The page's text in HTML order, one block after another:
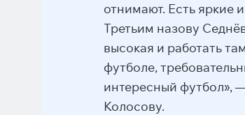
отнимают. Есть яркие
Третьим назову
высокая и работать
футболе,
интересный футбол»,
Колосову.